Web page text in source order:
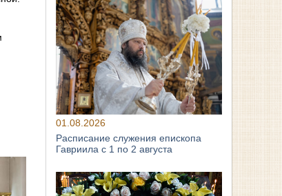
01.08.2026
Расписание служения епископа
Гавриила с 1 по 2 августа